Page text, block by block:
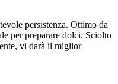
persistenza. Ottimo da
per preparare dolci. Sciolto
vi darà il miglior